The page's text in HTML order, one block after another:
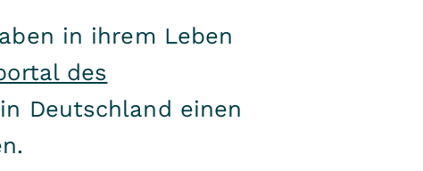
in ihrem Leben
des
Deutschland einen